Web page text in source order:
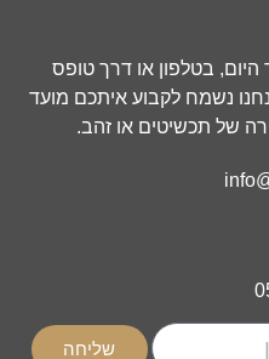
היום, בטלפון או דרך טופס
נשמח לקבוע איתכם מועד
של תכשיטים או זהב.
שליחה